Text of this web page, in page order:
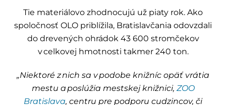
Tie materiálovo zhodnocujú už piaty rok. Ako
spoločnosť OLO priblížila, Bratislavčania odovzdali
do drevených ohrádok 43 600 stromčekov
v celkovej hmotnosti takmer 240 ton.
„Niektoré z nich sa v podobe knižníc opäť vrátia
mestu a poslúžia mestskej knižnici, ZOO
Bratislava, centru pre podporu cudzincov, či